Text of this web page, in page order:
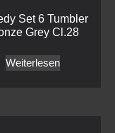
Set 6 Tumbler
Grey Cl.28
Weiterlesen